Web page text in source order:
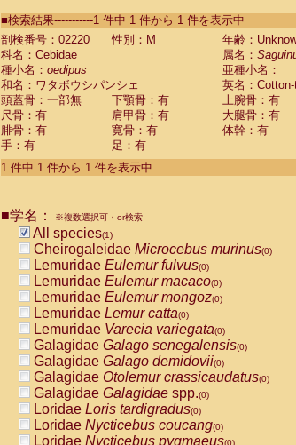
CebidaeSaguinus labiatus(0)
Cebidae Saguinus leucopus (0)
Cebidae
Cebidae
CebidaeSaguinus nigricollis (0)
Cebidae Saguinus oedipus
Cebidae Saguinus weddelli
Cebidae Saguinusspp.
Cebidae Aotus trivirgatus
Cebidae Cebus albifrons
CebidaeCebus nigrivittatus
CebidaeCebus
CebidaeSaimiri boliviensis(0)
CebidaeSaimiri sciureus(0)
AtelidaeAlouatta caraya(0)
AtelidaeAlouatta fusca(0)
AtelidaeAlouatta seniculus
AtelidaeAlouattaspp.(0)
AtelidaeAteles belzebuth(0)
AtelidaeAteles geoffroyi(0)
AtelidaeAteles paniscus(0)
AtelidaeAtelesspp.(0)
Atelidae Lagothrix lagothricha
AtelidaeLagothrix lagothricha cana
PitheciidaeCacajao calvus rubicundus
■検索結果-----------1 件中 1 件から 1 件を表示中
剖検番号：02220
性別：M
年齢：
科名：Cebidae
属名：
種小名： oedipus
亜種小名：
和名：ワタボウシパンシェ
英名：
頭蓋骨：一部無
下顎骨：有 上腕骨：有
尺骨：有
肩甲骨：有 大腿骨：有
腓骨：有
寛骨：有
体幹：有
手：有
足：有
1 件中 1 件から 1 件を表示中
■学名： ※複数選択可・or検索
All species(1)
Cheirogaleidae Microcebus murinus(0)
Lemuridae Eulemur fulvus(0)
Lemuridae Eulemur macaco(0)
Lemuridae Eulemur mongoz(0)
Lemuridae Lemur catta(0)
Lemuridae Varecia variegata(0)
Galagidae Galago senegalensis(0)
Galagidae Galago demidovii(0)
Galagidae Otolemur crassicaudatus(0)
Galagidae Galagidae spp.(0)
Loridae Loris tardigradus(0)
Loridae Nycticebus coucang(0)
Loridae Nycticebus pygmaeus(0)